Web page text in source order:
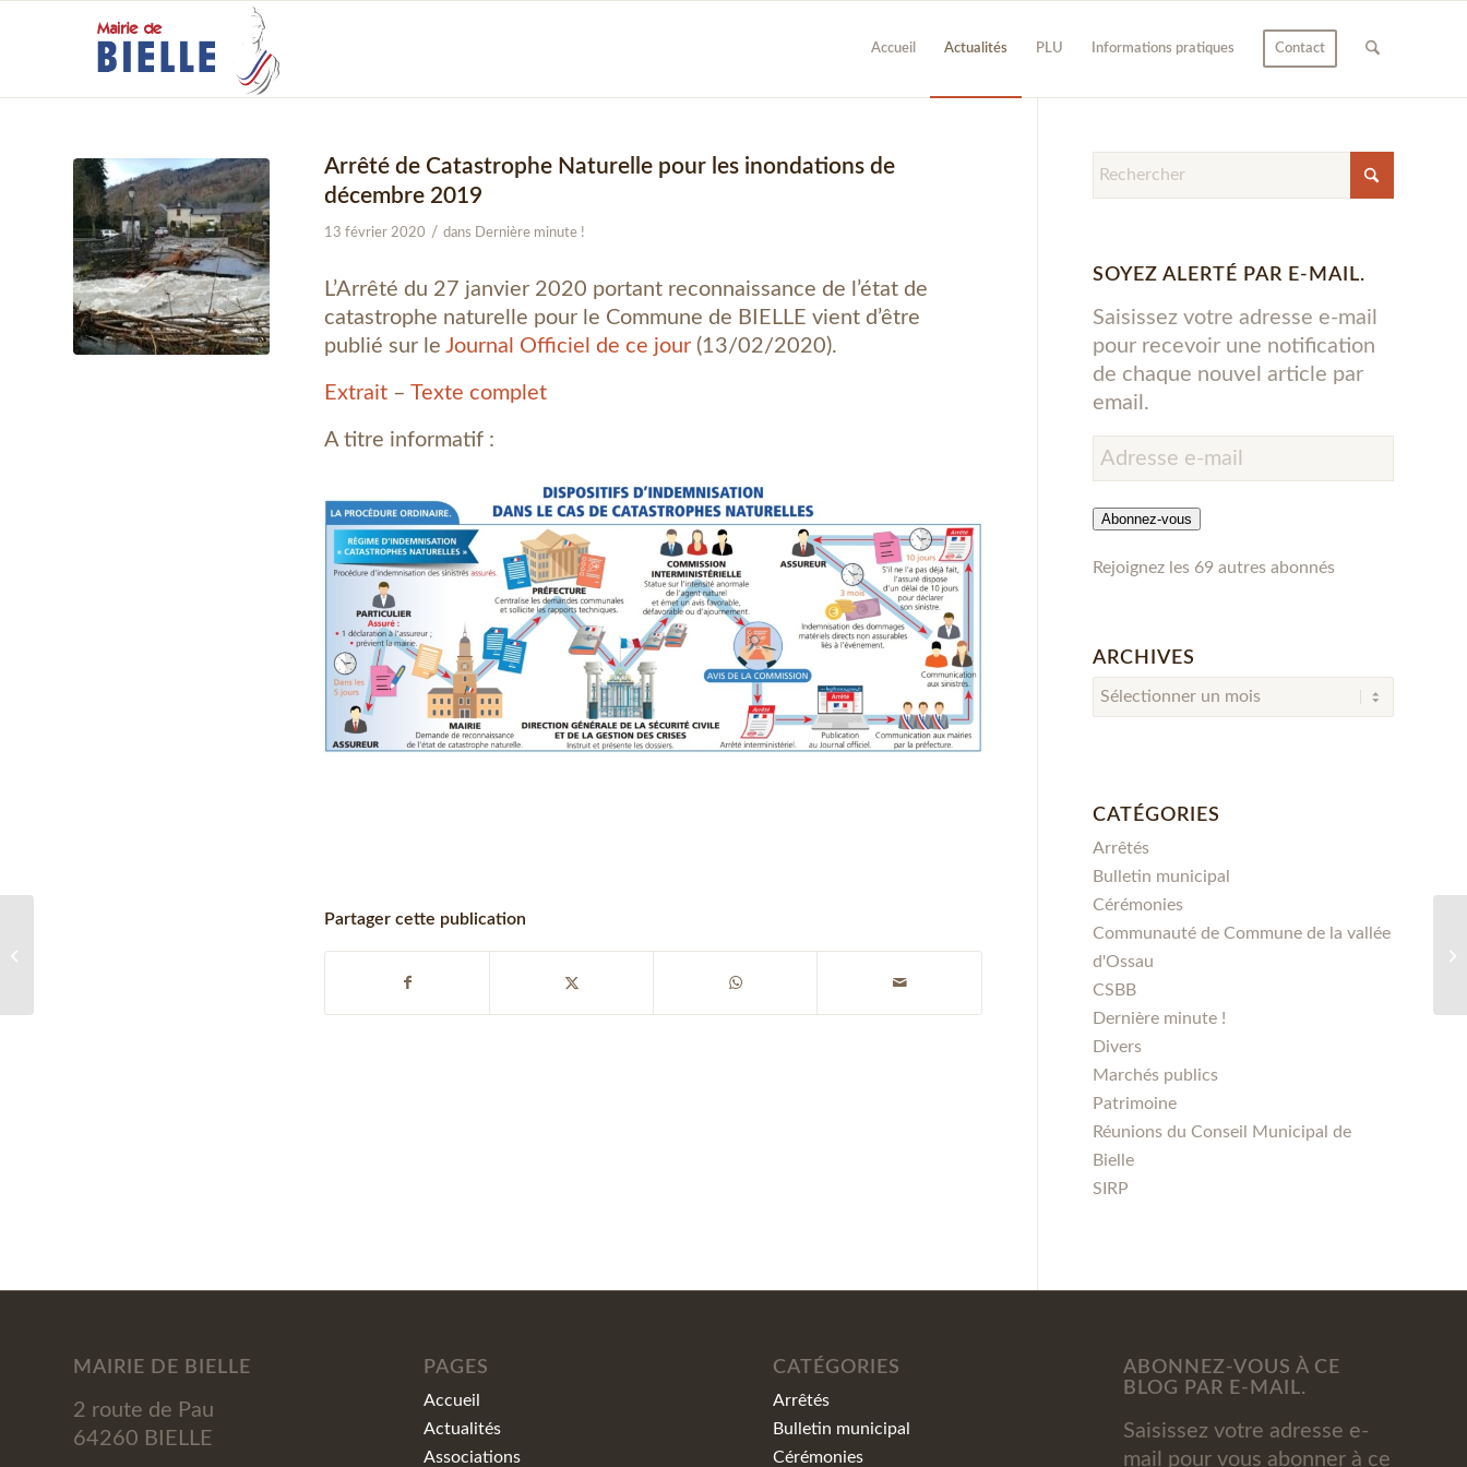
Accueil Actualités PLU Informations pratiques Contact
Arrêté de Catastrophe Naturelle pour les inondations de
décembre 2019
13 février 2020 / dans Dernière minute !
L’Arrêté du 27 janvier 2020 portant reconnaissance de l’état de
catastrophe naturelle pour le Commune de BIELLE vient d’être
publié sur le Journal Officiel de ce jour (13/02/2020).
Extrait – Texte complet
A titre informatif :
Partager cette publication
SOYEZ ALERTÉ PAR E-MAIL.
Saisissez votre adresse e-mail
pour recevoir une notification
de chaque nouvel article par
email.
Adresse
e-
mail
Abonnez-vous
Rejoignez les 69 autres abonnés
ARCHIVES
CATÉGORIES
Arrêtés
Bulletin municipal
Cérémonies
Communauté de Commune de la vallée
d'Ossau
CSBB
Dernière minute !
Divers
Marchés publics
Patrimoine
Réunions du Conseil Municipal de
Bielle
SIRP
MAIRIE DE BIELLE
2 route de Pau
64260 BIELLE
PAGES
Accueil
Actualités
Associations
CATÉGORIES
Arrêtés
Bulletin municipal
Cérémonies
ABONNEZ-VOUS À CE
BLOG PAR E-MAIL.
Saisissez votre adresse e-
mail pour vous abonner à ce